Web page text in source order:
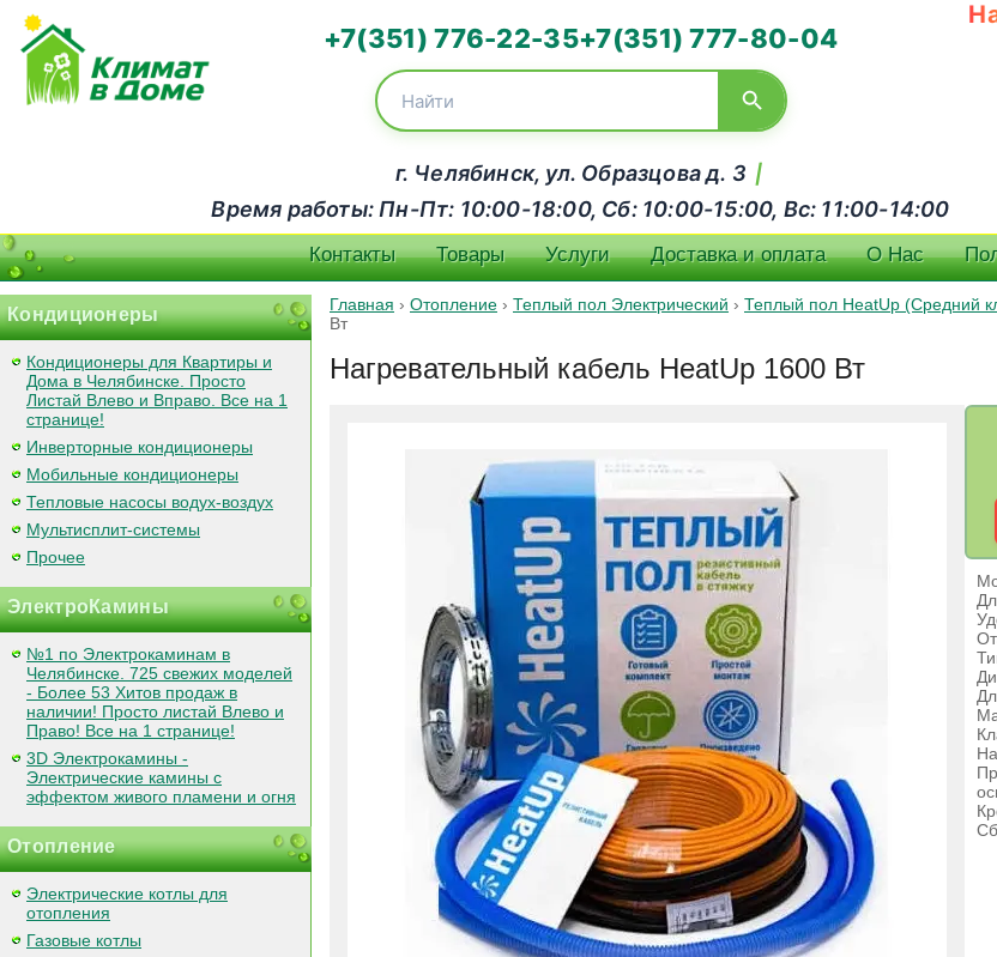
+7(351) 776-22-35+7(351) 777-80-04
г. Челябинск, ул. Образцова д. 3 |
Время работы: Пн-Пт: 10:00-18:00, Сб: 10:00-15:00, Вс: 11:00-14:00
Контакты Товары Услуги Доставка и оплата О Нас
Кондиционеры
Кондиционеры для Квартиры и
Дома в Челябинске. Просто
Листай Влево и Вправо. Все на 1
странице!
Инверторные кондиционеры
Мобильные кондиционеры
Тепловые насосы водух-воздух
Мультисплит-системы
Прочее
ЭлектроКамины
№1 по Электрокаминам в
Челябинске. 725 свежих моделей
- Более 53 Хитов продаж в
наличии! Просто листай Влево и
Право! Все на 1 странице!
3D Электрокамины -
Электрические камины с
эффектом живого пламени и огня
Отопление
Электрические котлы для
отопления
Газовые котлы
Главная › Отопление › Теплый пол Электрический › Теплый пол HeatUp (Средний
Вт
Нагревательный кабель HeatUp 1600 Вт